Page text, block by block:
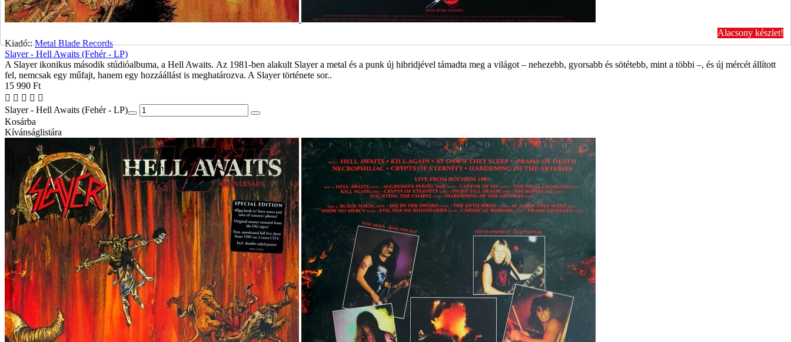
Alacsony készlet!
Kiadó:: Metal Blade Records
Slayer - Hell Awaits (Fehér - LP)
A Slayer ikonikus második stúdióalbuma, a Hell Awaits. Az 1981-ben alakult Slayer a metal és a punk új hibridjével támadta meg a világot – nehezebb, gyorsabb és sötétebb, mint a többi –, és új mércét állított
fel, nemcsak egy műfajt, hanem egy hozzáállást is meghatározva. A Slayer története sor..
15 990 Ft
Slayer - Hell Awaits (Fehér - LP)
Kosárba
Kívánságlistára